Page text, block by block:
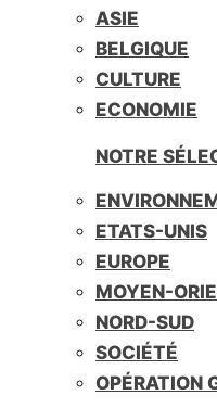
ASIE
BELGIQUE
CULTURE
ECONOMIE
NOTRE
ETATS-UNIS
EUROPE
MOYEN-
NORD-SUD
SOCIÉTÉ
OPÉRATION